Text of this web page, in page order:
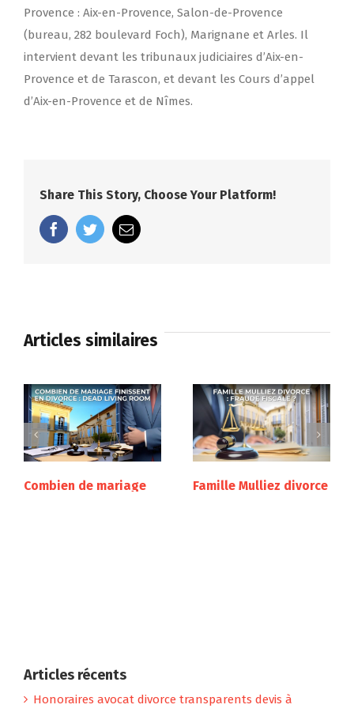
Provence : Aix-en-Provence, Salon-de-Provence
(bureau, 282 boulevard Foch), Marignane et Arles. Il
intervient devant les tribunaux judiciaires d’Aix-en-
Provence et de Tarascon, et devant les Cours d’appel
d’Aix-en-Provence et de Nîmes.
Share This Story, Choose Your Platform!
facebooktwitterEmail
Articles similaires
Combien de mariage
Famille Mulliez divorce